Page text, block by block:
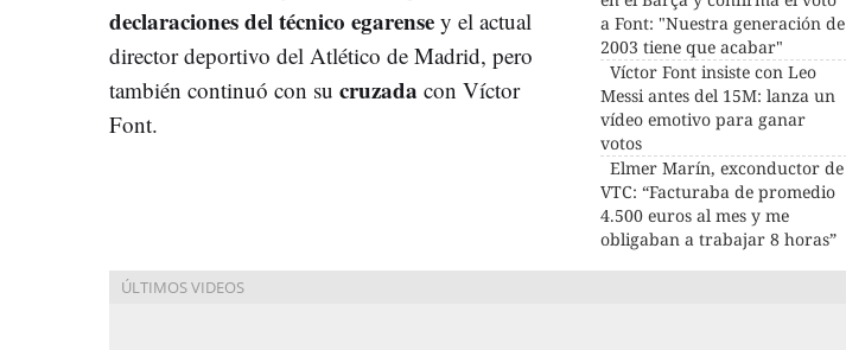
a Font: "Nuestra generación de
2003 tiene que acabar"
Víctor Font insiste con Leo
Messi antes del 15M: lanza un
vídeo emotivo para ganar
votos
Elmer Marín, exconductor de
VTC: “Facturaba de promedio
4.500 euros al mes y me
obligaban a trabajar 8 horas”
declaraciones del técnico egarense y el actual
director deportivo del Atlético de Madrid, pero
también continuó con su cruzada con Víctor
Font.